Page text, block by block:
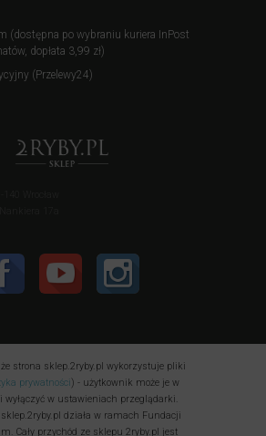
(dostępna po wybraniu kuriera InPost
dopłata 3,99 zł)
(Przelewy24)
strona sklep.2ryby.pl wykorzystuje pliki
prywatności) - użytkownik może je w
wyłączyć w ustawieniach przeglądarki.
działa w ramach Fundacji
Cały przychód ze sklepu 2ryby.pl jest